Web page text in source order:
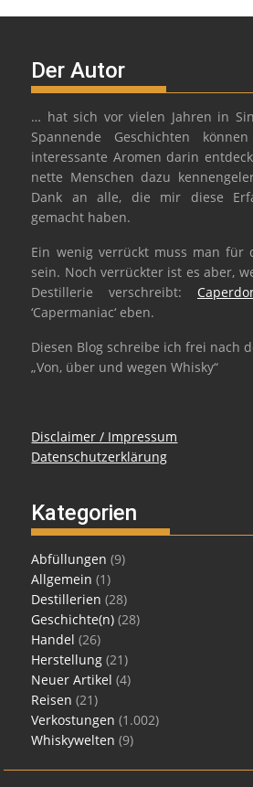
Der Autor
… hat sich vor vielen Jahren in
Spannende Geschichten
interessante Aromen darin
nette Menschen dazu
Dank an alle, die mir diese
gemacht haben.
Ein wenig verrückt muss man für
sein. Noch verrückter ist es aber,
Destillerie verschreibt:
‘Capermaniac‘ eben.
Diesen Blog schreibe ich frei nach
„Von, über und wegen Whisky“
Disclaimer / Impressum
Datenschutzerklärung
Kategorien
Abfüllungen (9)
Allgemein (1)
Destillerien (28)
Geschichte(n) (28)
Handel (26)
Herstellung (21)
Neuer Artikel (4)
Reisen (21)
Verkostungen (1.002)
Whiskywelten (9)